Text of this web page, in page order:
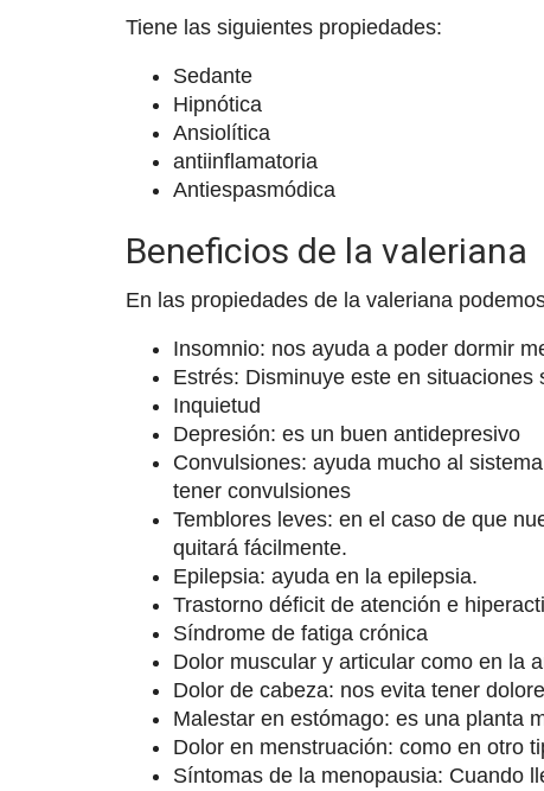
Tiene las siguientes propiedades:
Sedante
Hipnótica
Ansiolítica
antiinflamatoria
Antiespasmódica
Beneficios de la valeriana
En las propiedades de la valeriana
Insomnio: nos ayuda a poder dormir
Estrés: Disminuye este en situaciones
Inquietud
Depresión: es un buen antidepresivo
Convulsiones: ayuda mucho al
tener convulsiones
Temblores leves: en el caso de que
quitará fácilmente.
Epilepsia: ayuda en la epilepsia.
Trastorno déficit de atención e
Síndrome de fatiga crónica
Dolor muscular y articular como en la
Dolor de cabeza: nos evita tener
Malestar en estómago: es una planta
Dolor en menstruación: como en otro
Síntomas de la menopausia: Cuando